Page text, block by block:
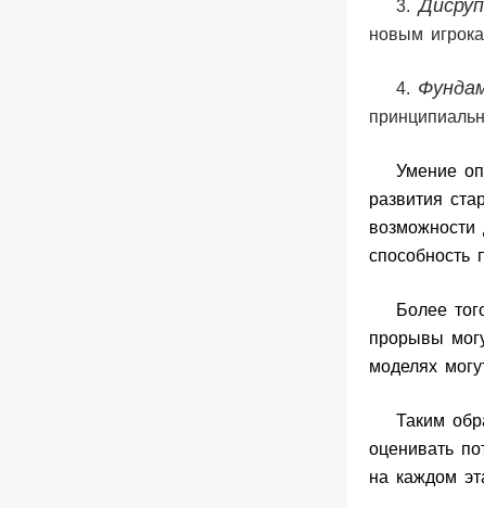
3.
новым
4.
Умение
развития
способность
Более
прорывы
моделях
Таким
оценивать
на каждом